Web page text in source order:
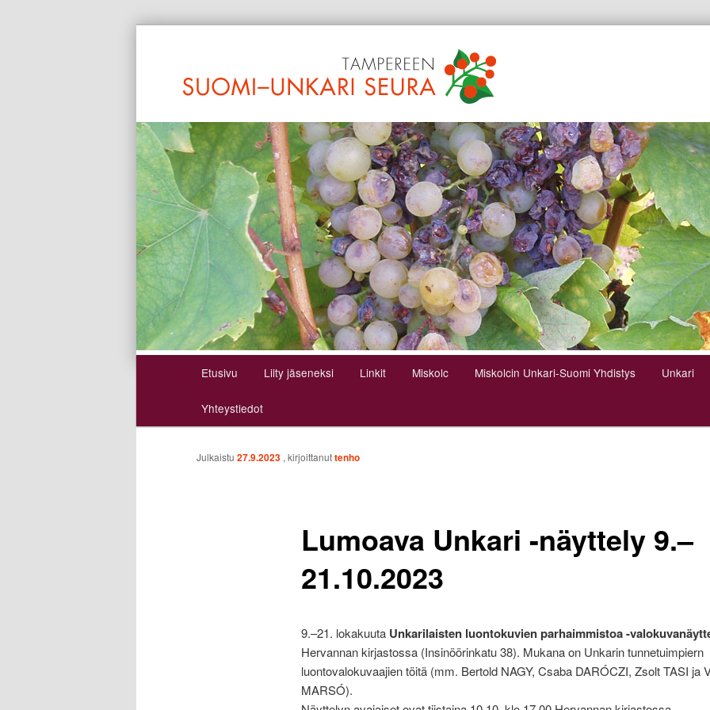
Siirry
sisältöön
Siirry
toissijaiseen
sisältöön
Etusivu Liity jäseneksi Linkit Miskolc Miskolcin Unkari-Suomi Yhdistys Unkari
Yhteystiedot
Lumoava Unkari -näyttely 9.–
21.10.2023
Julkaistu 27.9.2023 , kirjoittanuttenho
9.–21. lokakuuta Unkarilaisten luontokuvien parhaimmistoa -
Hervannan kirjastossa (Insinöörinkatu 38). Mukana on Unkarin tunnetuimpiern
luontovalokuvaajien töitä (mm. Bertold NAGY, Csaba DARÓCZI, Zsolt TASI ja
MARSÓ).